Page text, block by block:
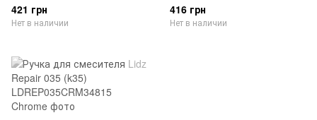
421 грн
Нет в наличии
416 грн
Нет в наличии